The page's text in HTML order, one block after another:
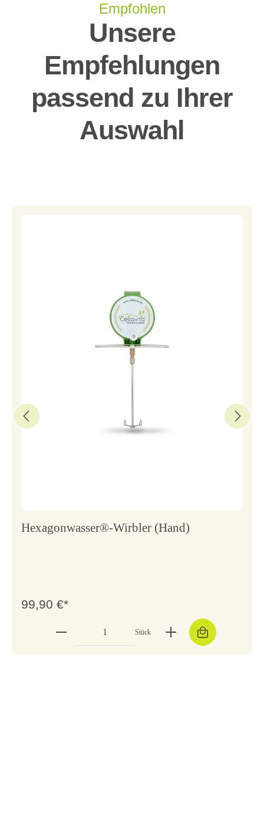
Empfohlen
Unsere
Empfehlungen
passend zu Ihrer
Auswahl
Hexagonwasser®-Wirbler (Hand)
99,90 €*
Stück